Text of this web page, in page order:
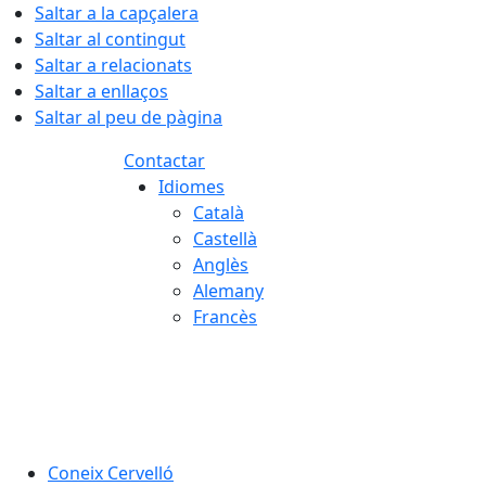
Saltar a la capçalera
Saltar al contingut
Saltar a relacionats
Saltar a enllaços
Saltar al peu de pàgina
Contactar
Idiomes
Català
Castellà
Anglès
Alemany
Francès
Coneix Cervelló